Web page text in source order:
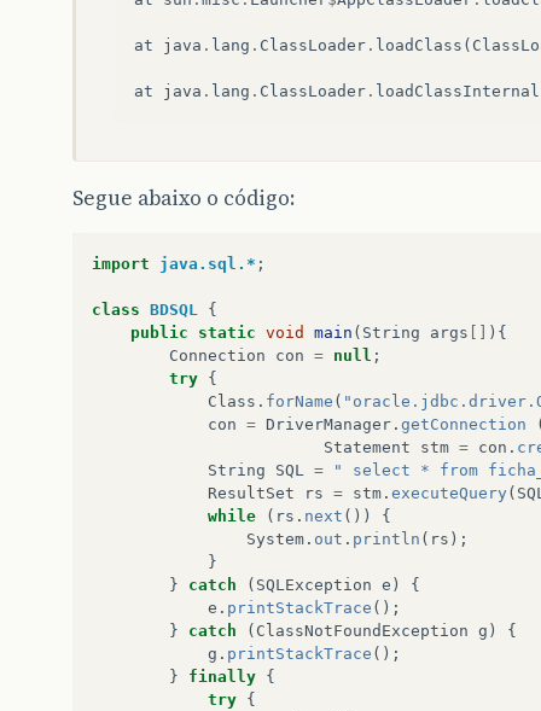
at java . lang . ClassLoader . loadClass (
at java . lang . ClassLoader . loadClassInternal
Segue abaixo o código:
import java.sql.* ;
class BDSQL
{
public
static void main ( String args
){
Connection
con = null ;
try {
Class . forName (
con = DriverManager . getConnection
Statement
stm = con .
String
SQL =
" select * from
ResultSet
rs = stm . executeQuery (
while
( rs . next ())
{
System . out . println ( rs );
}
}
catch ( SQLException e )
{
e . printStackTrace ();
}
catch ( ClassNotFoundException g )
{
g . printStackTrace ();
}
finally {
try {